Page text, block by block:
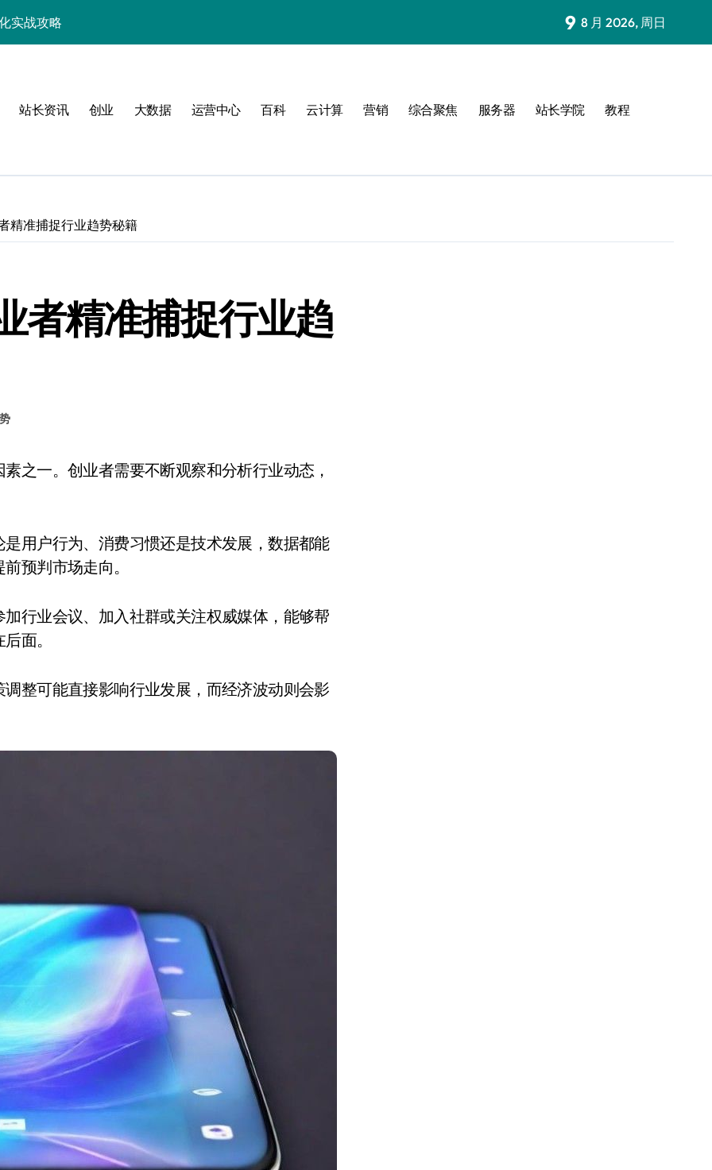
实战攻略
工程师必知技巧
驱动性能优化
技术达人控局之道
风控实战攻略
9 8 月 2026, 周日
站长资讯 创业 大数据 运营中心 百科 云计算 营销 综合聚焦 服务器 站长学院 教程
精准捕捉行业趋势秘籍
者精准捕捉行业趋
用户行为、消费习惯还是技术发展，数据都能
预判市场走向。
行业会议、加入社群或关注权威媒体，能够帮
面。
整可能直接影响行业发展，而经济波动则会影